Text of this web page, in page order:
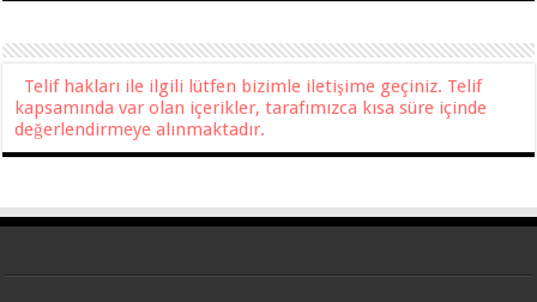
Telif hakları ile ilgili lütfen bizimle iletişime geçiniz. Telif
kapsamında var olan içerikler, tarafımızca kısa süre içinde
değerlendirmeye alınmaktadır.